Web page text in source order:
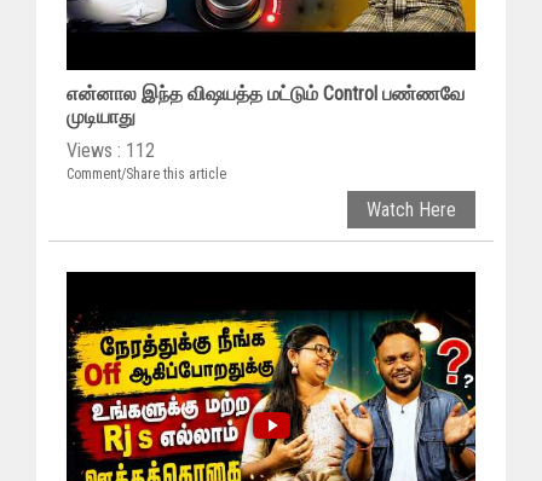
என்னால இந்த விஷயத்த மட்டும் Control பண்ணவே
முடியாது
Views : 112
Comment/Share this article
Watch Here